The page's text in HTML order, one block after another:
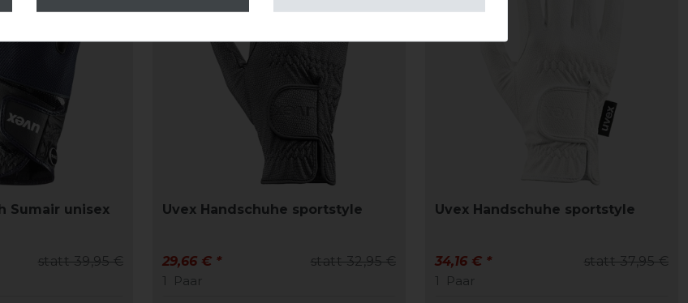
Sumair unisex
statt 39,95 €
Uvex Handschuhe sportstyle
statt 32,95 €
29,66 € *
1
Paar
Uvex Handschuhe sportstyle
statt 37,95 €
34,16 € *
1
Paar